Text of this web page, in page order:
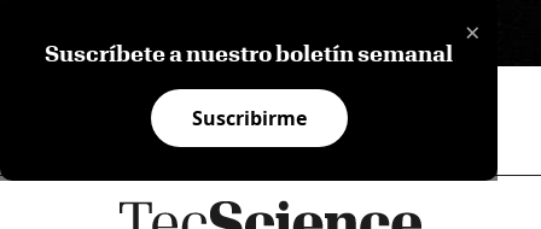
×
Suscríbete a nuestro boletín semanal
Suscribirme